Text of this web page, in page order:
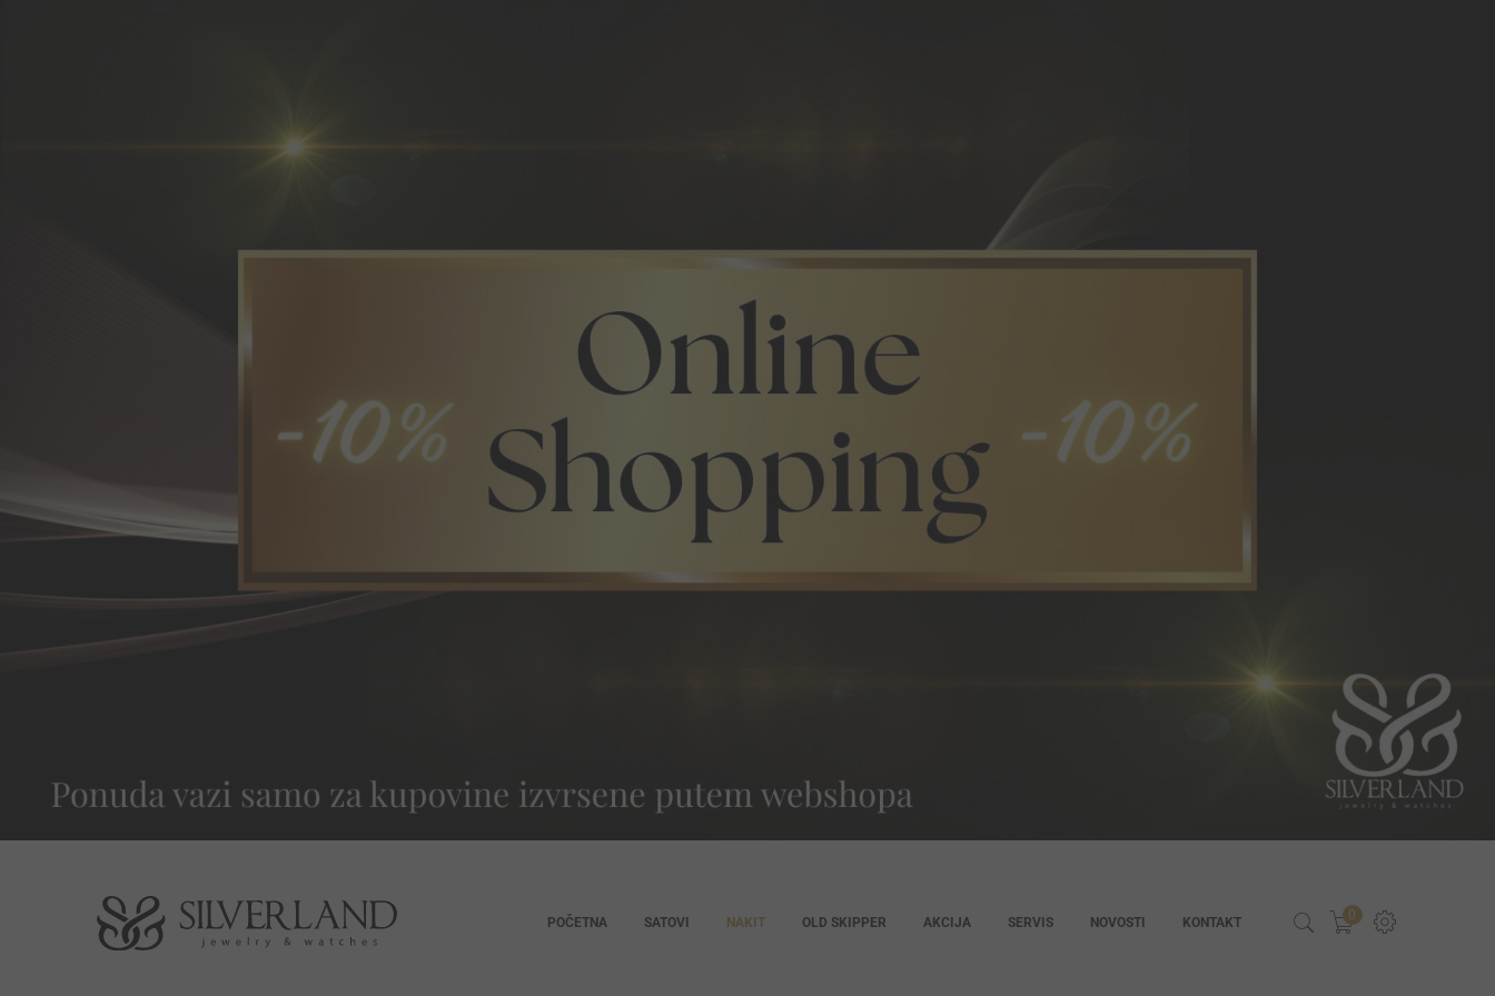
POČETNA SATOVI NAKIT OLD SKIPPER AKCIJA SERVIS NOVOSTI KONTAKT 0